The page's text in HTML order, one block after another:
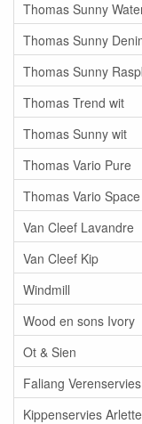
Thomas Sunny
Thomas Sunny
Thomas Sunny
Thomas Trend wit
Thomas Sunny wit
Thomas Vario Pure
Thomas Vario Space
Van Cleef Lavandre
Van Cleef Kip
Windmill
Wood en sons Ivory
Ot & Sien
Faliang Verenservies
Kippenservies Arlette